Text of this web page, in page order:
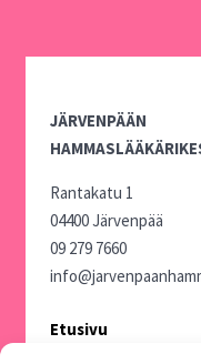
JÄRVENPÄÄN
Rantakatu 1
04400 Järvenpää
09 279 7660
Etusivu